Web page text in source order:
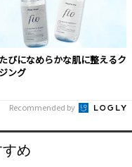
びになめらかな肌に整えるク
ング
Recommended by
め